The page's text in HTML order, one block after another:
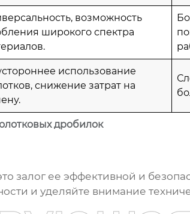
дробилок
возможность
широкого спектра
использование
снижение затрат на
залог ее эффективной и
и уделяйте внимание